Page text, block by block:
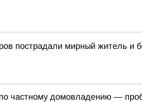
пострадали мирный житель и
частному домовладению —